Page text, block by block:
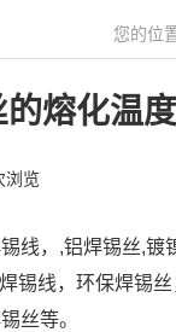
您的位
熔化温
浏览
线，,铝焊锡丝,镀
锡线，环保焊锡
丝等。